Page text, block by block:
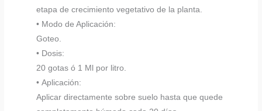
etapa de crecimiento vegetativo de la planta.
• Modo de Aplicación:
Goteo.
• Dosis:
20 gotas ó 1 Ml por litro.
• Aplicación:
Aplicar directamente sobre suelo hasta que quede